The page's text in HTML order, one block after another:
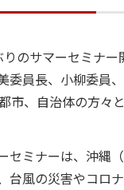
りのサマーセミナー
委員長、小柳委員
市、自治体の方々
セミナーは、沖縄
台風の災害やコロ